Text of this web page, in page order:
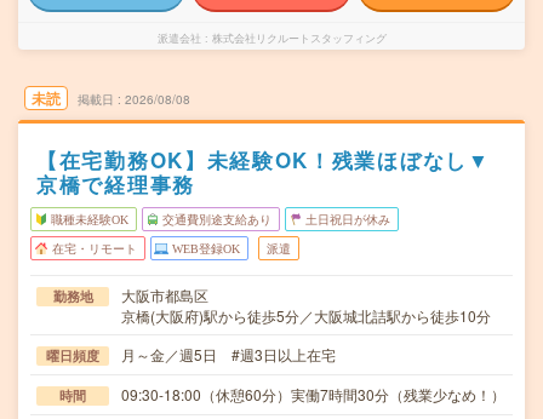
派遣会社 株式会社リクルートスタッフィング
未読 掲載日 2026/08/08
【在宅勤務OK】未経験OK！残業ほぼなし▼
京橋で経理事務
職種未経験OK 交通費別途支給あり 土日祝日が休み
在宅・リモート WEB登録OK 派遣
勤務地
大阪市都島区
京橋(大阪府)駅から徒歩5分／大阪城北詰駅から徒歩10分
曜日頻度 月～金／週5日 #週3日以上在宅
時間 09:30-18:00（休憩60分）実働7時間30分（残業少なめ！）